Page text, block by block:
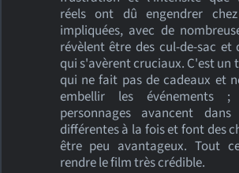
réels ont dû engendrer
impliquées, avec de
révèlent être des cul-de-sac
qui s'avèrent cruciaux. C'est un
qui ne fait pas de cadeaux et
embellir les événements ;
personnages avancent
différentes à la fois et font des
être peu avantageux. Tout
rendre le film très crédible.